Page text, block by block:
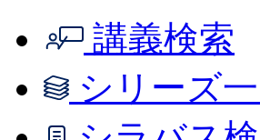
講義検索
シリーズ